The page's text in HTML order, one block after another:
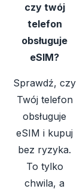
czy twój
telefon
obsługuje
eSIM?
Sprawdź, czy
Twój telefon
obsługuje
eSIM i kupuj
bez ryzyka.
To tylko
chwila, a